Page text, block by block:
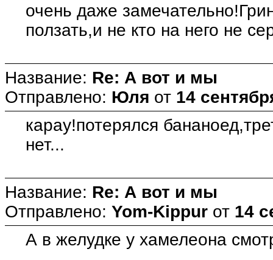
очень даже
ползать,и не кто на него не
Название: Re: А вот и мы
Отправлено: Юля от 14
карау!потерялся
нет...
Название: Re: А вот и мы
Отправлено: Yom-Kippur от 14
А в желудке у хамелеона